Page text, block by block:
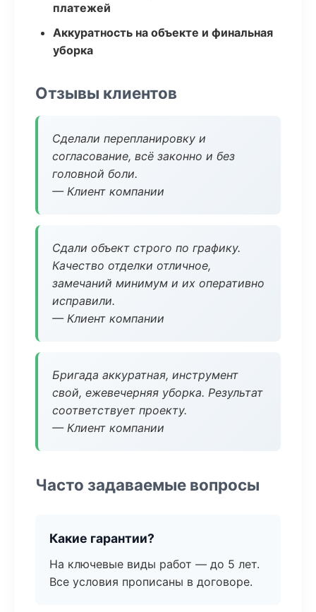
платежей
Аккуратность на объекте и финальная
уборка
Отзывы клиентов
Сделали перепланировку и
согласование, всё законно и без
головной боли.
— Клиент компании
Сдали объект строго по графику.
Качество отделки отличное,
замечаний минимум и их оперативно
исправили.
— Клиент компании
Бригада аккуратная, инструмент
свой, ежевечерняя уборка. Результат
соответствует проекту.
— Клиент компании
Часто задаваемые вопросы
Какие гарантии?
На ключевые виды работ — до 5 лет.
Все условия прописаны в договоре.